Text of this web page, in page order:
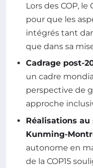
Lors des COP,
pour que les
intégrés tant
que dans sa
Cadrage post-
un cadre
perspective de
approche
Réalisations
Kunming-
autonome en
de la COP15